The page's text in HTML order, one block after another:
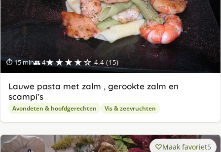
⏱ 15 min👥 4★★★★☆ 4.4 (15)
Lauwe pasta met zalm , gerookte zalm en
scampi’s
Avondeten & hoofdgerechten Vis & zeevruchten
Maak favoriet5